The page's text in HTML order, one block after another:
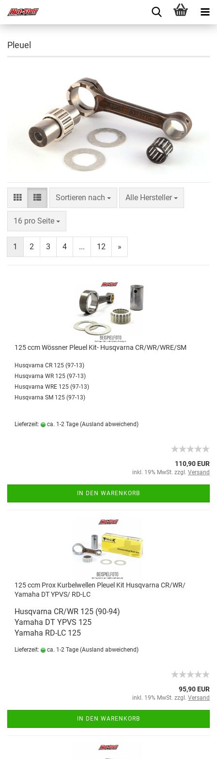
Pleuel
Sortieren nach Alle Hersteller
16 pro Seite
1 2 3 4 ... 12 »
125 ccm Wössner Pleuel Kit- Husqvarna CR/WR/WRE/SM
Husqvarna CR 125 (97-13)
Husqvarna WR 125 (97-13)
Husqvarna WRE 125 (97-13)
Husqvarna SM 125 (97-13)
Lieferzeit: ca. 1-2 Tage (Ausland abweichend)
110,90 EUR
inkl. 19% MwSt. zzgl. Versand
IN DEN WARENKORB
125 ccm Prox Kurbelwellen Pleuel Kit Husqvarna CR/WR/
Yamaha DT YPVS/ RD-LC
Husqvarna CR/WR 125 (90-94)
Yamaha DT YPVS 125
Yamaha RD-LC 125
Lieferzeit: ca. 1-2 Tage (Ausland abweichend)
95,90 EUR
inkl. 19% MwSt. zzgl. Versand
IN DEN WARENKORB